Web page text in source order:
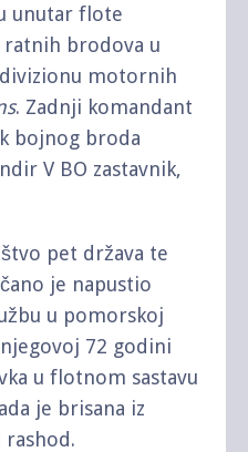
unutar flote
ratnih brodova u
motornih
. Zadnji komandant
bojnog broda
V BO zastavnik,
pet država te
je napustio
u pomorskoj
72 godini
u flotnom sastavu
je brisana iz